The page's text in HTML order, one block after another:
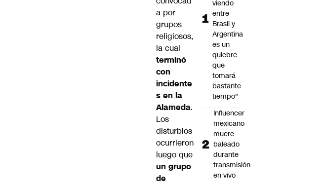
a por
grupos
religiosos,
la cual
terminó
con
incidente
s en la
Alameda.
Los
disturbios
ocurrieron
luego que
un grupo
de
viendo
entre
Brasil y
Argentina
es un
quiebre
que
tomará
bastante
tiempo"
Influencer
mexicano
muere
baleado
durante
transmisión
en vivo